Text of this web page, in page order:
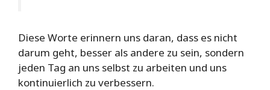
Diese Worte erinnern uns daran, dass es nicht
darum geht, besser als andere zu sein, sondern
jeden Tag an uns selbst zu arbeiten und uns
kontinuierlich zu verbessern.